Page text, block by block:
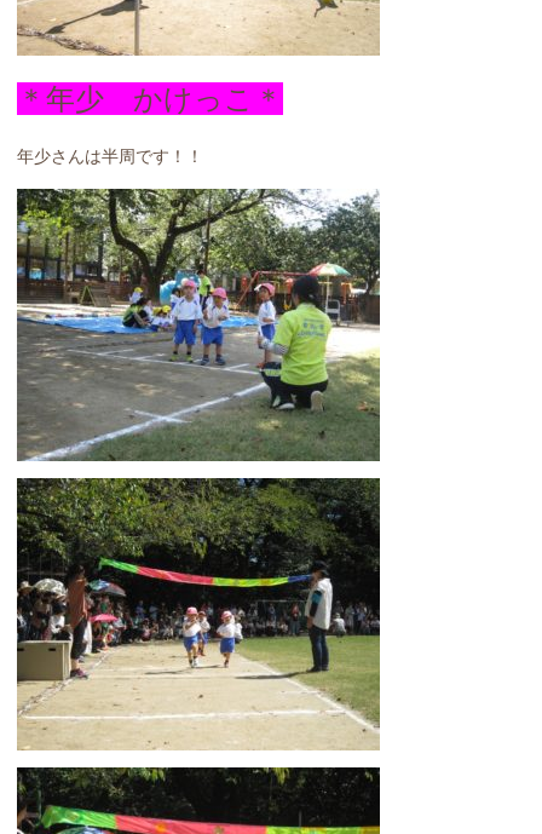
＊年少 かけっこ＊
年少さんは半周です！！